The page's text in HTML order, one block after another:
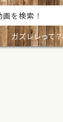
ガズレレって？